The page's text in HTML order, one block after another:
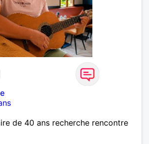
de 40 ans recherche rencontre